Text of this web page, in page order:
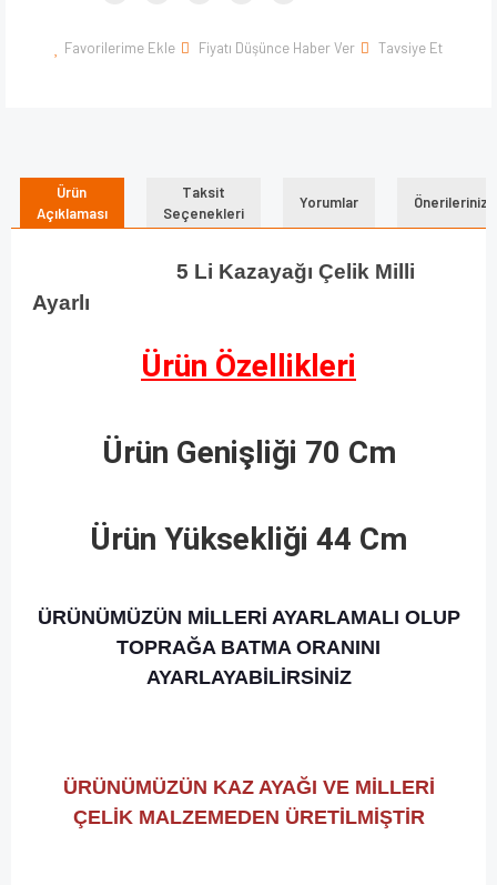
Favorilerime Ekle Fiyatı Düşünce Haber Ver Tavsiye Et
Ürün
Açıklaması
Taksit
Seçenekleri
Yorumlar Önerileriniz
5 Li Kazayağı Çelik Milli
Ayarlı
Ürün Özellikleri
Ürün Genişliği 70 Cm
Ürün Yüksekliği 44 Cm
ÜRÜNÜMÜZÜN MİLLERİ AYARLAMALI OLUP
TOPRAĞA BATMA ORANINI
AYARLAYABİLİRSİNİZ
ÜRÜNÜMÜZÜN KAZ AYAĞI VE MİLLERİ
ÇELİK MALZEMEDEN ÜRETİLMİŞTİR